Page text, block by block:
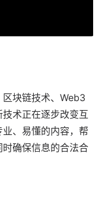
块链技术、Web3
术正在逐步改变互
、易懂的内容，帮
确保信息的合法合